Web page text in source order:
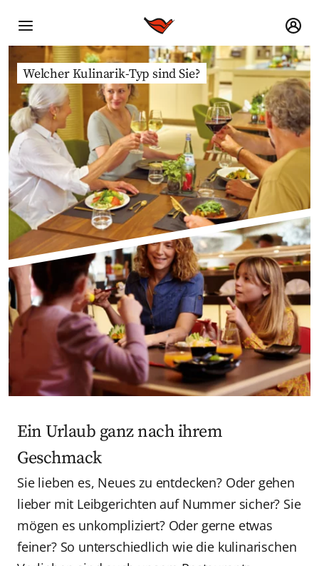
Welcher Kulinarik-Typ sind Sie?
Ein Urlaub ganz nach ihrem
Geschmack
Sie lieben es, Neues zu entdecken? Oder gehen
lieber mit Leibgerichten auf Nummer sicher? Sie
mögen es unkompliziert? Oder gerne etwas
feiner? So unterschiedlich wie die kulinarischen